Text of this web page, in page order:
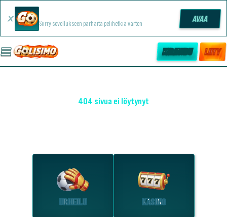
Siirry sovellukseen parhaita pelihetkiä varten AVAA
KIRJAUDU LIITY
404 sivua ei löytynyt
URHEILU KASINO